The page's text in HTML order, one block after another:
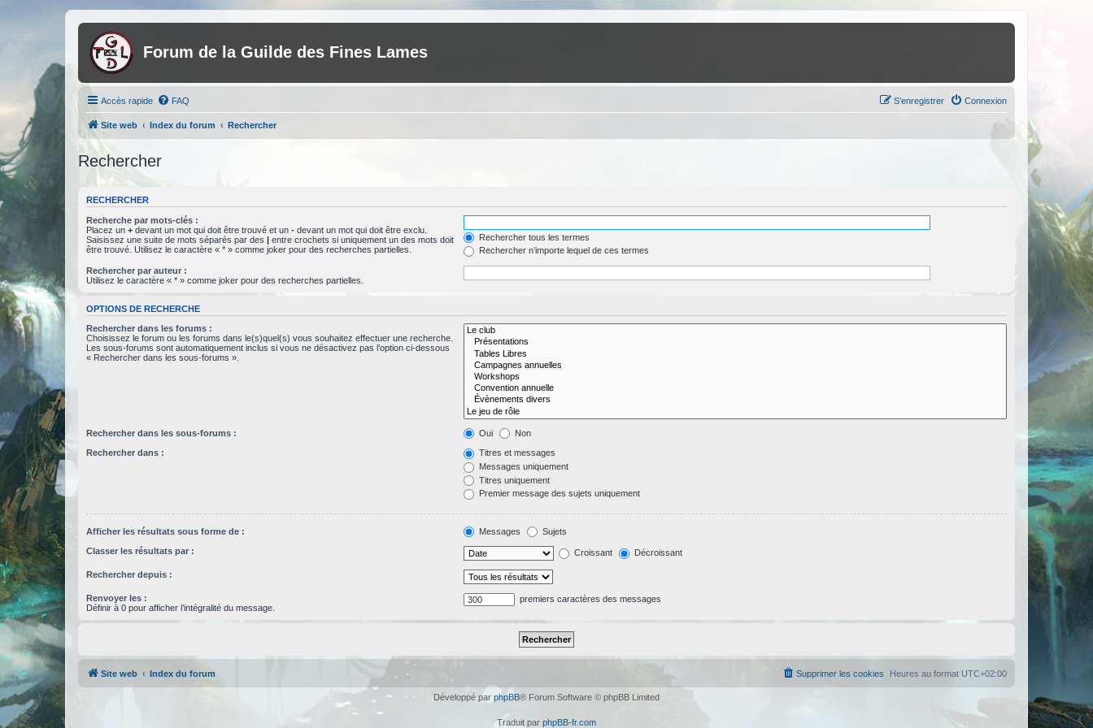
Forum de la Guilde des Fines Lames
Accès rapide FAQ Connexion
S’enregistrer
Site web Index du forum Rechercher
Rechercher
RECHERCHER
Recherche par mots-clés :
Placez un + devant un mot qui doit être trouvé et un - devant un mot qui doit être exclu.
Saisissez une suite de mots séparés par des | entre crochets si uniquement un des mots doit
être trouvé. Utilisez le caractère « * » comme joker pour des recherches partielles.
Rechercher tous les termes
Rechercher n’importe lequel de ces termes
Rechercher par auteur :
Utilisez le caractère « * » comme joker pour des recherches partielles.
OPTIONS DE RECHERCHE
Rechercher dans les forums :
Choisissez le forum ou les forums dans le(s)quel(s) vous souhaitez effectuer une recherche.
Les sous-forums sont automatiquement inclus si vous ne désactivez pas l’option ci-dessous
« Rechercher dans les sous-forums ».
Rechercher dans les sous-forums : Oui Non
Rechercher dans :
Titres et messages
Messages uniquement
Titres uniquement
Premier message des sujets uniquement
Afficher les résultats sous forme de : Messages Sujets
Classer les résultats par : Croissant Décroissant
Rechercher depuis :
Renvoyer les :
Définir à 0 pour afficher l’intégralité du message.
premiers caractères des messages
Site web Index du forum Heures au format UTC+02:00
Supprimer les cookies
Développé par phpBB® Forum Software © phpBB Limited
Traduit par phpBB-fr.com